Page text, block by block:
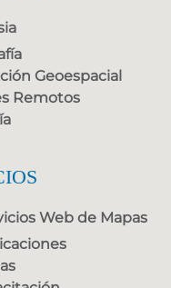
Geoespacial
Remotos
Web de Mapas